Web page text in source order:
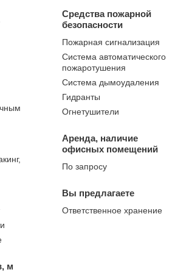
м
Средства пожарной
безопасности
Пожарная сигнализация
Система автоматического
пожаротушения
Система дымоудаления
Гидранты
Огнетушители
Аренда, наличие
офисных помещений
По запросу
Вы предлагаете
Ответственное хранение